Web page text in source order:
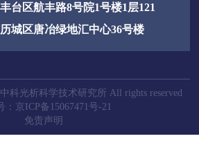
台区航丰路8号院1号楼1层121
城区唐冶绿地汇中心36号楼
科光析科学技术研究所 All rights reserved
：京ICP备15067471号-21
免责声明